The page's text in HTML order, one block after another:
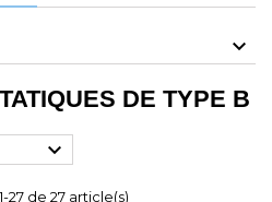
DE TYPE B

27 de 27 article(s)